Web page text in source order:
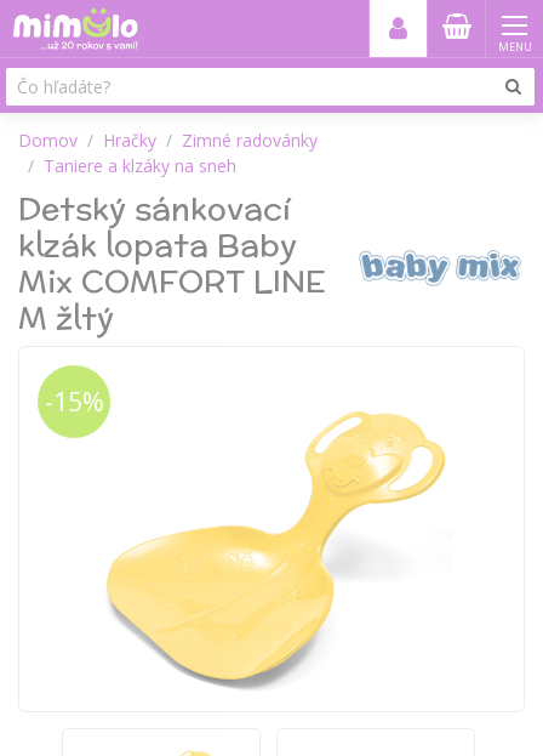
MENU
Domov Hračky
Zimné radovánky
Taniere a klzáky na sneh
Detský sánkovací
klzák lopata Baby
Mix COMFORT LINE
M žltý
-15%